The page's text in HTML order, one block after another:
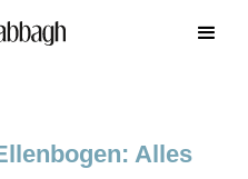
Alles